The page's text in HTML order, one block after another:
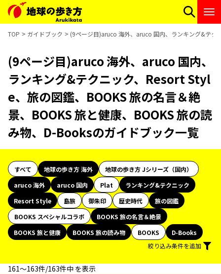
TOP ガイドブック (9ページ目)aruco 海外、aruco 国内、ランキング&テク
(9ページ目)aruco 海外、aruco 国内、
ランキング&テクニック、Resort Styl
e、旅の図鑑、BOOKS 旅の名言＆絶
景、BOOKS 旅と健康、BOOKS 旅の読
み物、D-Booksのガイドブック一覧
すべて 地球の歩き方 海外
地球の歩き方 Jシリーズ（国内）
aruco 海外
aruco 国内 Plat
ランキング&テクニック
Resort Style
島旅 御朱印 歴史時代
旅の図鑑
BOOKS スペシャルコラボ
BOOKS 旅の名言＆絶景
BOOKS 旅と健康
BOOKS 旅の読み物 BOOKS
D-Books
絞り込み条件を追加
161〜163件/163件中 を表示